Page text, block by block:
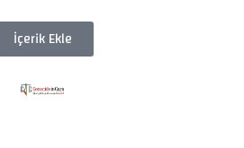
İçerik Ekle